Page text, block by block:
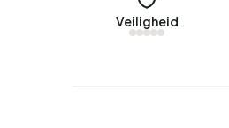
In Broekgraaf-Zuid
labels zijn A+++
Veiligheid